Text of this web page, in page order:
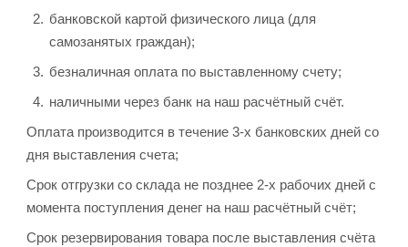
банковской картой физического лица (для
самозанятых граждан);
безналичная оплата по выставленному счету;
наличными через банк на наш расчётный счёт.
Оплата производится в течение 3-х банковских дней со
дня выставления счета;
Срок отгрузки со склада не позднее 2-х рабочих дней с
момента поступления денег на наш расчётный счёт;
Срок резервирования товара после выставления счёта